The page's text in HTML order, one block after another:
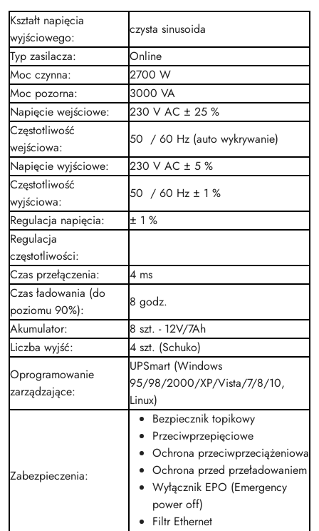
Kształt napięcia
wyjściowego:
czysta sinusoida
Typ zasilacza:
Online
Moc czynna:
2700 W
Moc pozorna:
3000 VA
Napięcie wejściowe: 230 V AC ± 25 %
Częstotliwość
wejściowa:
50 / 60 Hz (auto wykrywanie)
Napięcie wyjściowe: 230 V AC ± 5 %
Częstotliwość
wyjściowa:
50 / 60 Hz ± 1 %
Regulacja napięcia:
± 1 %
Regulacja
częstotliwości:
Czas przełączenia:
4 ms
Czas ładowania (do
poziomu 90%):
8 godz.
Akumulator:
8 szt. - 12V/7Ah
Liczba wyjść:
4 szt. (Schuko)
Oprogramowanie
zarządzające:
UPSmart (Windows
95/98/2000/XP/Vista/7/8/10,
Linux)
Zabezpieczenia:
Bezpiecznik topikowy
Przeciwprzepięciowe
Ochrona przeciwprzeciążeniowa
Ochrona przed przeładowaniem
Wyłącznik EPO (Emergency
power off)
Filtr Ethernet